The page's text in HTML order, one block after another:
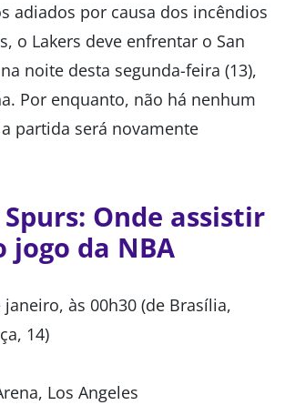
adiados por causa dos incêndios
o Lakers deve enfrentar o San
noite desta segunda-feira (13),
Por enquanto, não há nenhum
partida será novamente
Onde assistir
jogo da NBA
às 00h30 (de Brasília,
14)
Los Angeles